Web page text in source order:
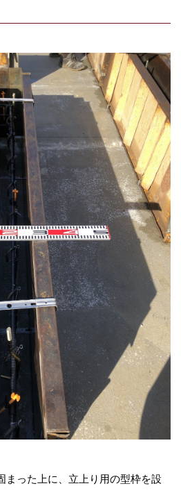
まった上に、立上り用の型枠を設